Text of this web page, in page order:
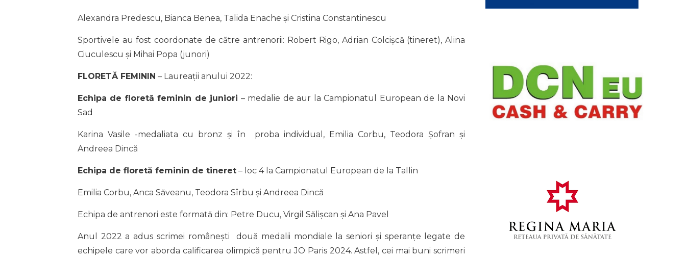
Alexandra Predescu, Bianca Benea, Talida Enache și Cristina Constantinescu
Sportivele au fost coordonate de către antrenorii: Robert Rigo, Adrian Colcișcă (tineret), Alina
Ciuculescu și Mihai Popa (junori)
FLORETĂ FEMININ – Laureații anului 2022:
Echipa de floretă feminin de juniori – medalie de aur la Campionatul European de la Novi
Sad
Karina Vasile -medaliata cu bronz și în proba individual, Emilia Corbu, Teodora Șofran și
Andreea Dincă
Echipa de floretă feminin de tineret – loc 4 la Campionatul European de la Tallin
Emilia Corbu, Anca Săveanu, Teodora Sîrbu și Andreea Dincă
Echipa de antrenori este formată din: Petre Ducu, Virgil Sălișcan și Ana Pavel
Anul 2022 a adus scrimei românești două medalii mondiale la seniori și speranțe legate de
echipele care vor aborda calificarea olimpică pentru JO Paris 2024. Astfel, cei mai buni scrimeri